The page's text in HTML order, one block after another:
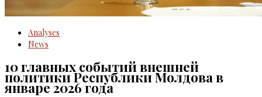
Analyses
News
10 главных событий внешней
политики Республики Молдова в
январе 2026 года